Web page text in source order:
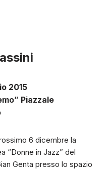
2015
Piazzale
6 dicembre la
“Donne in Jazz” del
Genta presso lo spazio